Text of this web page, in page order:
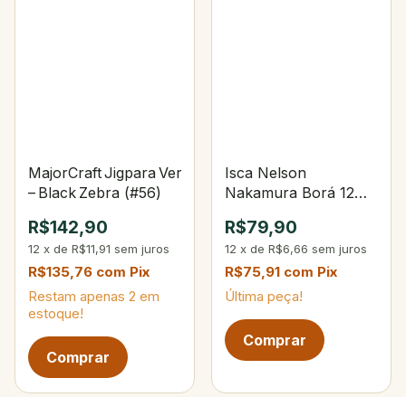
MajorCraft Jigpara Vertical Long Slow 100 g
– Black Zebra (#56)
R$142,90
12 x de R$11,91 sem juros
R$135,76 com Pix
Restam apenas 2 em
estoque!
Isca Nelson
Nakamura Borá 12
R$79,90
12 x de R$6,66 sem juros
R$75,91 com Pix
Última peça!